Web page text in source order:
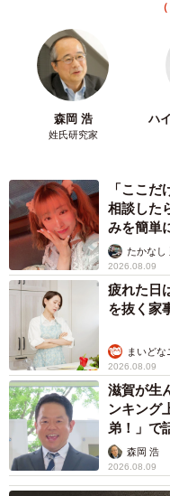
仲間とつながり
依存症の当事者が回復
が自助グループの存在
県内に一つあり、それ
依存症の当事者と話をする中
ついた過去や罪悪感を素直に
プログラムの柱は、当
森岡 浩
姓氏研究家
ハ
「ここ
相談したら
みを簡単
ャストに
たかなし
2026.08.09
疲れた日
を抜く家
まいどな
2026.08.09
滋賀が生
ンキング
弟！」で
森岡 浩
2026.08.09